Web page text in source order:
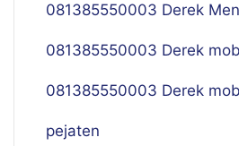
081385550003 Derek
081385550003 Derek
081385550003 Derek
pejaten